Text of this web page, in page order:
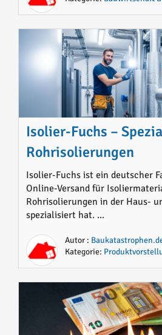
Isolier-Fuchs –
Rohrisolierungen
Isolier-Fuchs ist ein deutscher
Online-Versand für
Rohrisolierungen in der Haus-
spezialisiert hat. ...
Autor :
Kategorie: